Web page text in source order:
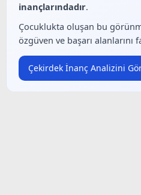
inançlarındadır.
Çocuklukta oluşan bu
özgüven ve başarı
Çekirdek İnanç Analizini